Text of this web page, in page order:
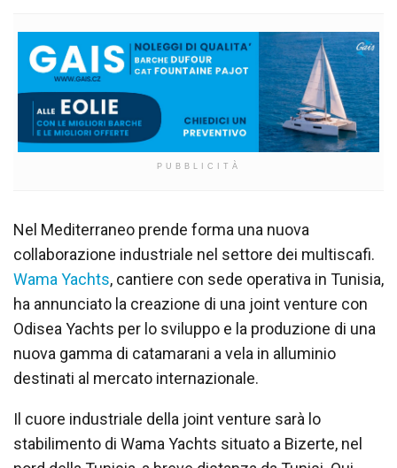
PUBBLICITÀ
Nel Mediterraneo prende forma una nuova
collaborazione industriale nel settore dei multiscafi.
Wama Yachts, cantiere con sede operativa in Tunisia,
ha annunciato la creazione di una joint venture con
Odisea Yachts per lo sviluppo e la produzione di una
nuova gamma di catamarani a vela in alluminio
destinati al mercato internazionale.
Il cuore industriale della joint venture sarà lo
stabilimento di Wama Yachts situato a Bizerte, nel